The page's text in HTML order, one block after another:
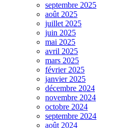
septembre 2025
août 2025
juillet 2025
juin 2025
mai 2025
avril 2025
mars 2025
février 2025
janvier 2025
décembre 2024
novembre 2024
octobre 2024
septembre 2024
août 2024